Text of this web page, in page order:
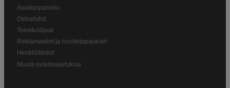
Asiakaspalvelu
Ostoehdot
Toimitustavat
Reklamaatiot ja huoltotapaukset
Henkilötiedot
Muuta evästeasetuksia